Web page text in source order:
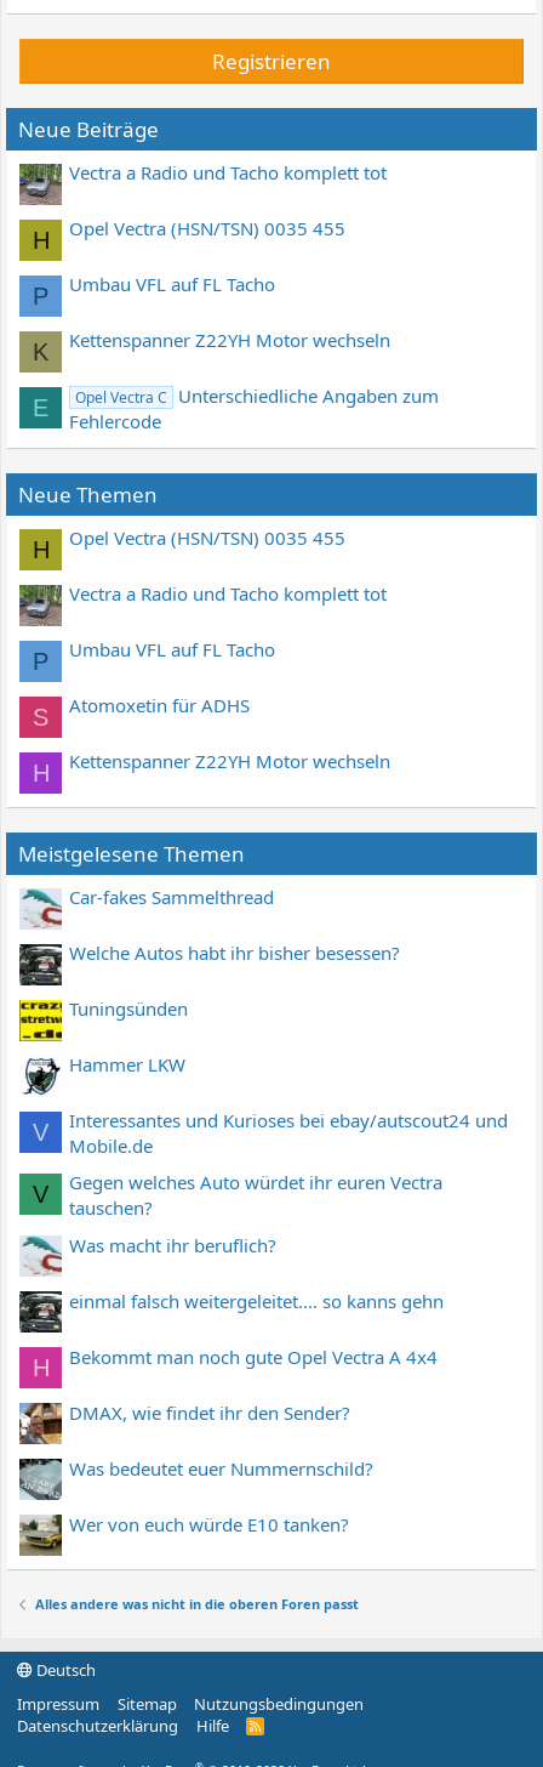
Registrieren
Neue Beiträge
Vectra a Radio und Tacho komplett tot
H Opel Vectra (HSN/TSN) 0035 455
P Umbau VFL auf FL Tacho
K Kettenspanner Z22YH Motor wechseln
E Opel Vectra C
Unterschiedliche Angaben zum
Fehlercode
Neue Themen
H Opel Vectra (HSN/TSN) 0035 455
Vectra a Radio und Tacho komplett tot
P Umbau VFL auf FL Tacho
S Atomoxetin für ADHS
H Kettenspanner Z22YH Motor wechseln
Meistgelesene Themen
Car-fakes Sammelthread
Welche Autos habt ihr bisher besessen?
Tuningsünden
Hammer LKW
V
Interessantes und Kurioses bei ebay/autscout24 und
Mobile.de
V
Gegen welches Auto würdet ihr euren Vectra
tauschen?
Was macht ihr beruflich?
einmal falsch weitergeleitet.... so kanns gehn
H Bekommt man noch gute Opel Vectra A 4x4
DMAX, wie findet ihr den Sender?
Was bedeutet euer Nummernschild?
Wer von euch würde E10 tanken?
Alles andere was nicht in die oberen Foren passt
Deutsch
Impressum
Sitemap
Nutzungsbedingungen
Datenschutzerklärung
Hilfe
R